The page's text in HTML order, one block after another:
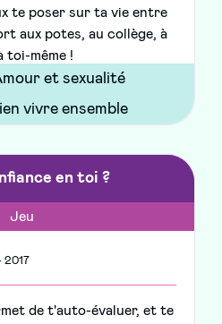
te poser sur ta vie entre
aux potes, au collège, à
toi-même !
en toi ?
Jeu
2017
de t'auto-évaluer, et te